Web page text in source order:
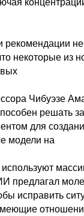
некоторые из
Чибуэзе
решать
для
модели на
предлагал
исправить